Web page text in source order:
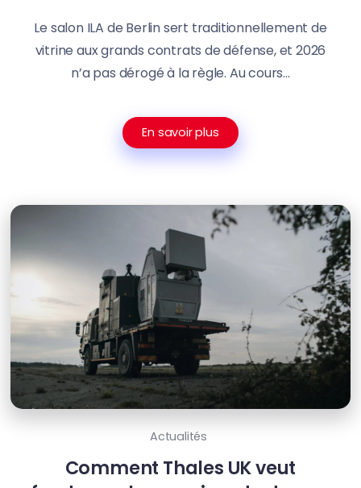
Le salon ILA de Berlin sert traditionnellement de
vitrine aux grands contrats de défense, et 2026
n’a pas dérogé à la règle. Au cours...
En savoir plus
Actualités
Comment Thales UK veut